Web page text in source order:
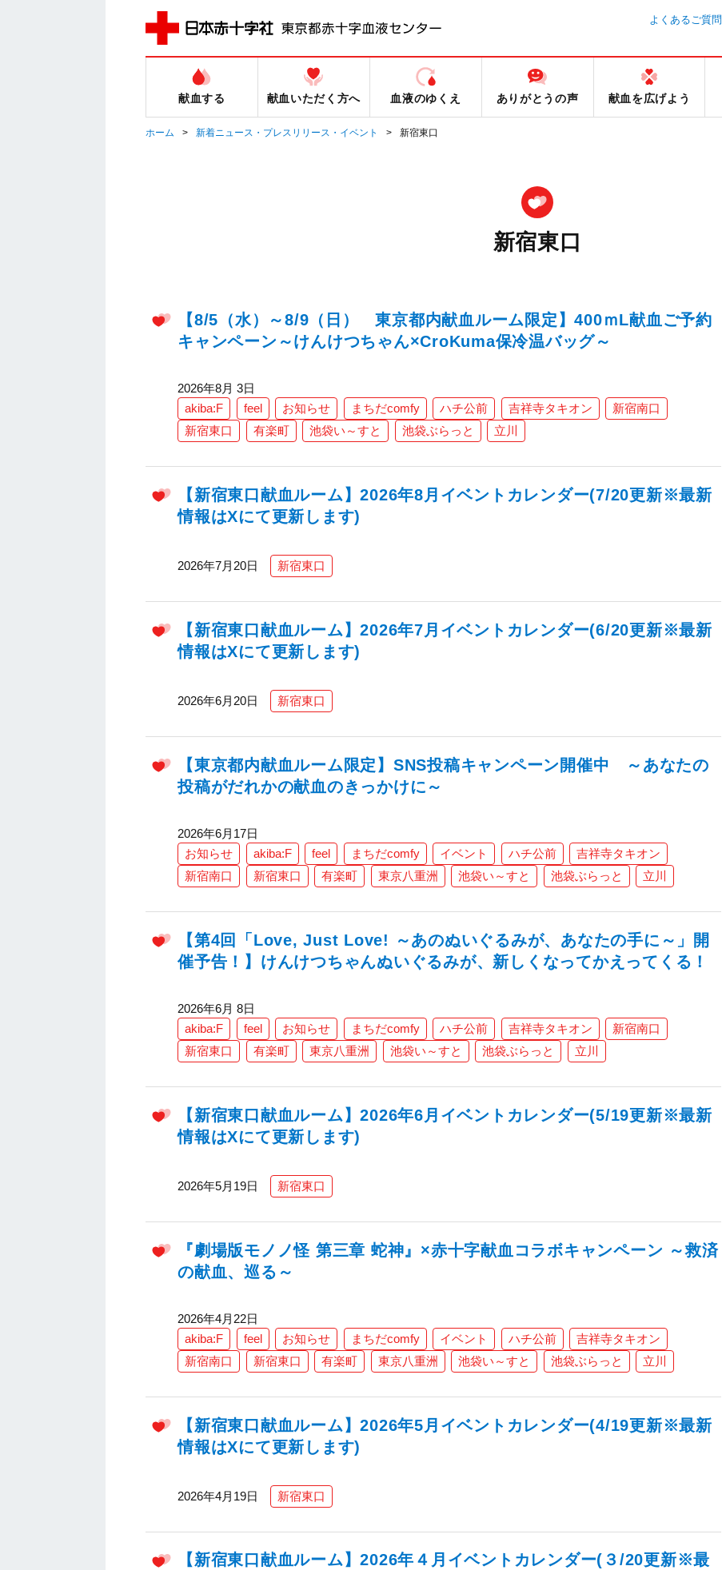
よくあるご質問
献血する 献血いただく方へ 血液のゆくえ ありがとうの声 献血を広げよう
ホーム 新着ニュース・プレスリリース・イベント 新宿東口
新宿東口
【8/5（水）～8/9（日） 東京都内献血ルーム限定】400ｍL献血ご予約
キャンペーン～けんけつちゃん×CroKuma保冷温バッグ～
2026年8月 3日
akiba:F
feel お知らせ まちだcomfy ハチ公前 吉祥寺タキオン
新宿南口
新宿東口
有楽町 池袋い～すと 池袋ぶらっと 立川
【新宿東口献血ルーム】2026年8月イベントカレンダー(7/20更新※最新
情報はXにて更新します)
2026年7月20日 新宿東口
【新宿東口献血ルーム】2026年7月イベントカレンダー(6/20更新※最新
情報はXにて更新します)
2026年6月20日 新宿東口
【東京都内献血ルーム限定】SNS投稿キャンペーン開催中 ～あなたの
投稿がだれかの献血のきっかけに～
2026年6月17日
お知らせ
akiba:F feel まちだcomfy イベント ハチ公前
吉祥寺タキオン
新宿南口
新宿東口 有楽町 東京八重洲 池袋い～すと 池袋ぶらっと 立川
【第4回「Love, Just Love! ～あのぬいぐるみが、あなたの手に～」開
催予告！】けんけつちゃんぬいぐるみが、新しくなってかえってくる！
2026年6月 8日
akiba:F
feel お知らせ まちだcomfy ハチ公前 吉祥寺タキオン
新宿南口
新宿東口
有楽町 東京八重洲 池袋い～すと 池袋ぶらっと 立川
【新宿東口献血ルーム】2026年6月イベントカレンダー(5/19更新※最新
情報はXにて更新します)
2026年5月19日 新宿東口
『劇場版モノノ怪 第三章 蛇神』×赤十字献血コラボキャンペーン ～救済
の献血、巡る～
2026年4月22日
akiba:F
feel お知らせ まちだcomfy イベント ハチ公前
吉祥寺タキオン
新宿南口
新宿東口 有楽町 東京八重洲 池袋い～すと 池袋ぶらっと 立川
【新宿東口献血ルーム】2026年5月イベントカレンダー(4/19更新※最新
情報はXにて更新します)
2026年4月19日 新宿東口
【新宿東口献血ルーム】2026年４月イベントカレンダー(３/20更新※最